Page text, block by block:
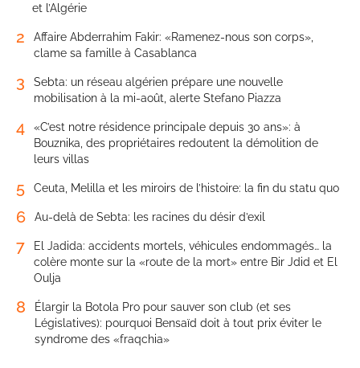
et l’Algérie
2
Affaire Abderrahim Fakir: «Ramenez-nous son corps»,
clame sa famille à Casablanca
3
Sebta: un réseau algérien prépare une nouvelle
mobilisation à la mi-août, alerte Stefano Piazza
4
«C’est notre résidence principale depuis 30 ans»: à
Bouznika, des propriétaires redoutent la démolition de
leurs villas
5 Ceuta, Melilla et les miroirs de l’histoire: la fin du statu quo
6 Au-delà de Sebta: les racines du désir d’exil
7
El Jadida: accidents mortels, véhicules endommagés… la
colère monte sur la «route de la mort» entre Bir Jdid et El
Oulja
8
Élargir la Botola Pro pour sauver son club (et ses
Législatives): pourquoi Bensaïd doit à tout prix éviter le
syndrome des «fraqchia»